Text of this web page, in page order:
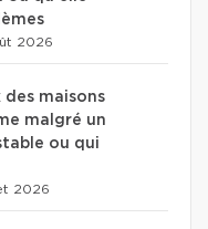
2026
des maisons
malgré un
ou qui
2026